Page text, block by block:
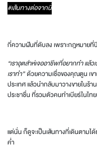
#เส้นทางต่อจากนี้
กี่ความฝันที่ดับลง เพราะกฎหมายที่
“เราอุตส่าห์เจออาชีพที่อยากทำ แล้
เราทำ”ด้วยความเชื่อของคุณตูน เข
ประเทศ แล้วนำกลับมาวางขายในร้
ประชาชื่น ที่รวมตัวคนทำเบียร์ในไ
แต่นั่น ก็ดูจะเป็นเส้นทางที่เดินตามไ
ค่ำ